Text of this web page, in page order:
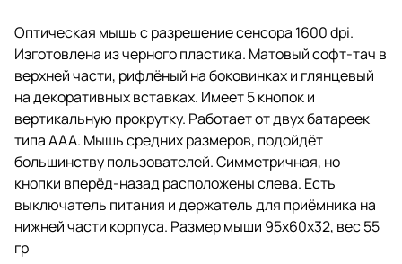
Оптическая мышь с разрешение сенсора 1600 dpi.
Изготовлена из черного пластика. Матовый софт-тач в
верхней части, рифлёный на боковинках и глянцевый
на декоративных вставках. Имеет 5 кнопок и
вертикальную прокрутку. Работает от двух батареек
типа AAA. Мышь средних размеров, подойдёт
большинству пользователей. Симметричная, но
кнопки вперёд-назад расположены слева. Есть
выключатель питания и держатель для приёмника на
нижней части корпуса. Размер мыши 95х60х32, вес 55
гр